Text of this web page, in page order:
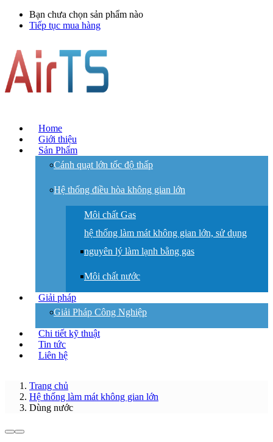
Bạn chưa chọn sản phẩm nào
Tiếp tục mua hàng
Home
Giới thiệu
Sản Phẩm
Cánh quạt lớn tốc độ thấp
Hệ thống điều hòa không gian lớn
Môi chất Gas
hệ thống làm mát không gian lớn, sử dụng
nguyên lý làm lạnh bằng gas
Môi chất nước
Giải pháp
Giải Pháp Công Nghiệp
Chi tiết kỹ thuật
Tin tức
Liên hệ
Trang chủ
Hệ thống làm mát không gian lớn
Dùng nước